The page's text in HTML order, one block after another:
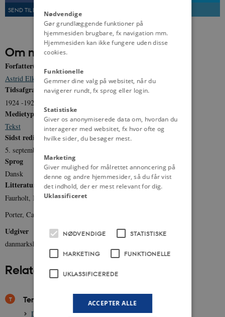
SEND TIL EN VEN
Om myten
Forfatter(e)
Astrid Elkjær Sørensen
Tidsafgrænsning
1924 -1926
Medietype
Tekst
Sidst redigeret
5. september 2023
Sprog
Dansk
Litteratur
Faurholt, Karsten: Nina Bang. Mennesket og politikeren (1997).
Porter, Cathy: Alexandra Kollontai - A Biography (1980).
Udgiver
danmarkshistorien.dk
Relateret indhold
Temaer
Det danske demokrati, efter 1849
Nødvendige
Gør grundlæggende funktioner på
hjemmesiden brugbare, fx navigation mm.
Hjemmesiden kan ikke fungere uden disse
cookies.
Funktionelle
Gemmer dine valg på websitet, når du
navigerer rundt, fx sprog eller login.
Statistiske
Giver os anonymiserede data om, hvordan du
interagerer med websitet, fx hvor ofte og
hvilke sider, du besøger mest.
Marketing
Giver mulighed for målrettet annoncering på
denne og andre hjemmesider, så du får vist
det indhold, der er mest relevant for dig.
Uklassificeret
NØDVENDIGE STATISTISKE
MARKETING FUNKTIONELLE
UKLASSIFICEREDE
ACCEPTER ALLE